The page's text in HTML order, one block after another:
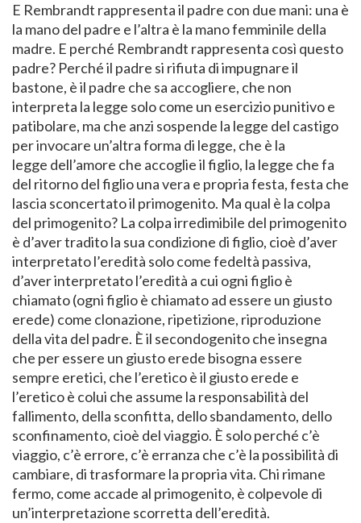
E Rembrandt rappresenta il padre con due mani: una è
la mano del padre e l’altra è la mano femminile della
madre. E perché Rembrandt rappresenta così questo
padre? Perché il padre si rifiuta di impugnare il
bastone, è il padre che sa accogliere, che non
interpreta la legge solo come un esercizio punitivo e
patibolare, ma che anzi sospende la legge del castigo
per invocare un’altra forma di legge, che è la
legge dell’amore che accoglie il figlio, la legge che fa
del ritorno del figlio una vera e propria festa, festa che
lascia sconcertato il primogenito. Ma qual è la colpa
del primogenito? La colpa irredimibile del primogenito
è d’aver tradito la sua condizione di figlio, cioè d’aver
interpretato l’eredità solo come fedeltà passiva,
d’aver interpretato l’eredità a cui ogni figlio è
chiamato (ogni figlio è chiamato ad essere un giusto
erede) come clonazione, ripetizione, riproduzione
della vita del padre. È il secondogenito che insegna
che per essere un giusto erede bisogna essere
sempre eretici, che l’eretico è il giusto erede e
l’eretico è colui che assume la responsabilità del
fallimento, della sconfitta, dello sbandamento, dello
sconfinamento, cioè del viaggio. È solo perché c’è
viaggio, c’è errore, c’è erranza che c’è la possibilità di
cambiare, di trasformare la propria vita. Chi rimane
fermo, come accade al primogenito, è colpevole di
un’interpretazione scorretta dell’eredità.